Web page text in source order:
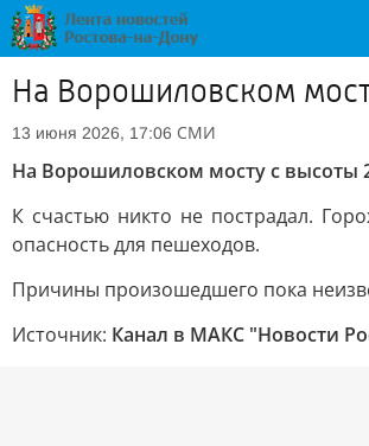
На Ворошиловском
13 июня 2026, 17:06 СМИ
На Ворошиловском мосту с высоты
К счастью никто не пострадал.
опасность для пешеходов.
Причины произошедшего пока
Источник: Канал в МАКС "Новости